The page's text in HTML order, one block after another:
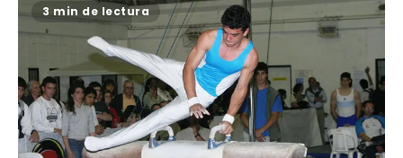
3 min de lectura